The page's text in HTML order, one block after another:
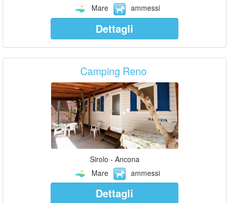
Mare
ammessi
Dettagli
Camping Reno
Sirolo - Ancona
Mare
ammessi
Dettagli